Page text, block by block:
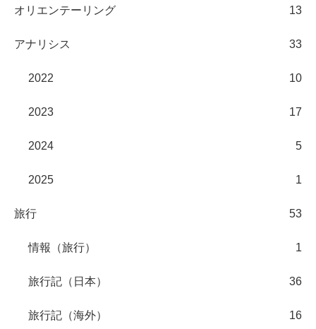
オリエンテーリング 13
アナリシス 33
2022 10
2023 17
2024 5
2025 1
旅行 53
情報（旅行） 1
旅行記（日本） 36
旅行記（海外） 16